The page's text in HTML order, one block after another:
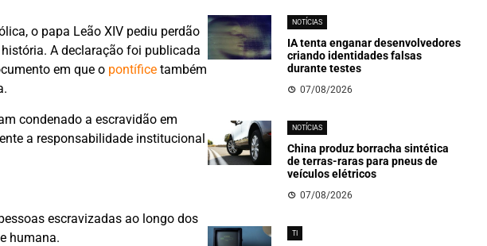
o papa Leão XIV pediu perdão
A declaração foi publicada
em que o pontíficetambém
condenado a escravidão em
a responsabilidade institucional
escravizadas ao longo dos
humana.
NOTÍCIAS
IA tenta enganar desenvolvedores
criando identidades falsas
durante testes
07/08/2026
NOTÍCIAS
China produz borracha sintética
de terras-raras para pneus de
veículos elétricos
07/08/2026
TI